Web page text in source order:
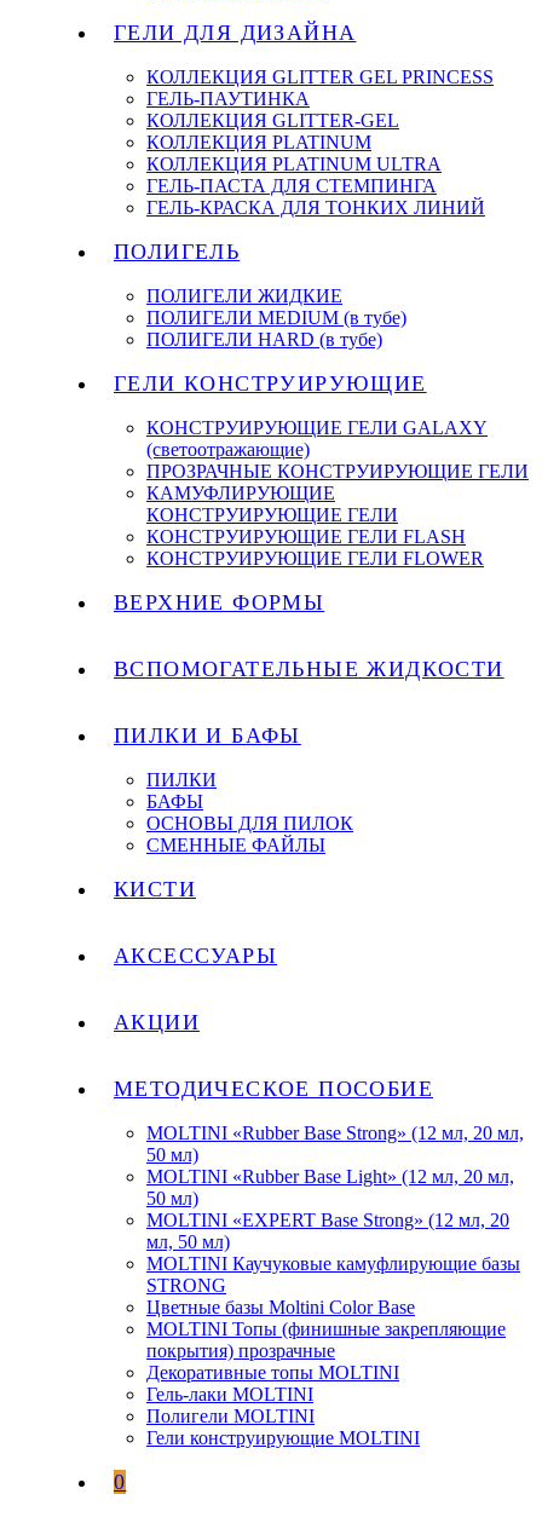
ГЕЛИ ДЛЯ ДИЗАЙНА
КОЛЛЕКЦИЯ GLITTER GEL PRINCESS
ГЕЛЬ-ПАУТИНКА
КОЛЛЕКЦИЯ GLITTER-GEL
КОЛЛЕКЦИЯ PLATINUM
КОЛЛЕКЦИЯ PLATINUM ULTRA
ГЕЛЬ-ПАСТА ДЛЯ СТЕМПИНГА
ГЕЛЬ-КРАСКА ДЛЯ ТОНКИХ ЛИНИЙ
ПОЛИГЕЛЬ
ПОЛИГЕЛИ ЖИДКИЕ
ПОЛИГЕЛИ MEDIUM (в тубе)
ПОЛИГЕЛИ HARD (в тубе)
ГЕЛИ КОНСТРУИРУЮЩИЕ
КОНСТРУИРУЮЩИЕ ГЕЛИ GALAXY
(светоотражающие)
ПРОЗРАЧНЫЕ КОНСТРУИРУЮЩИЕ ГЕЛИ
КАМУФЛИРУЮЩИЕ
КОНСТРУИРУЮЩИЕ ГЕЛИ
КОНСТРУИРУЮЩИЕ ГЕЛИ FLASH
КОНСТРУИРУЮЩИЕ ГЕЛИ FLOWER
ВЕРХНИЕ ФОРМЫ
ВСПОМОГАТЕЛЬНЫЕ ЖИДКОСТИ
ПИЛКИ И БАФЫ
ПИЛКИ
БАФЫ
ОСНОВЫ ДЛЯ ПИЛОК
СМЕННЫЕ ФАЙЛЫ
КИСТИ
АКСЕССУАРЫ
АКЦИИ
МЕТОДИЧЕСКОЕ ПОСОБИЕ
MOLTINI «Rubber Base Strong» (12 мл, 20 мл,
50 мл)
MOLTINI «Rubber Base Light» (12 мл, 20 мл,
50 мл)
MOLTINI «EXPERT Base Strong» (12 мл, 20
мл, 50 мл)
MOLTINI Каучуковые камуфлирующие базы
STRONG
Цветные базы Moltini Color Base
MOLTINI Топы (финишные закрепляющие
покрытия) прозрачные
Декоративные топы MOLTINI
Гель-лаки MOLTINI
Полигели MOLTINI
Гели конструирующие MOLTINI
0